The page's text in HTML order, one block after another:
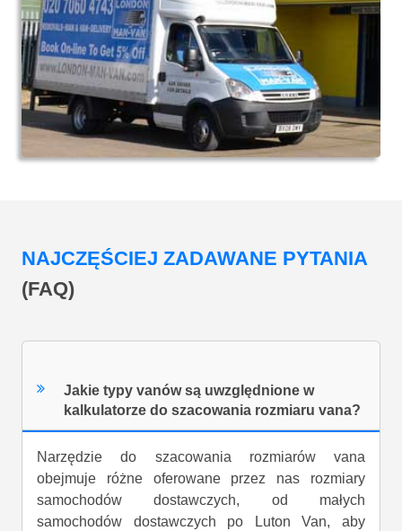
NAJCZĘŚCIEJ ZADAWANE PYTANIA
(FAQ)
Jakie typy vanów są uwzględnione w
kalkulatorze do szacowania rozmiaru vana?
Narzędzie do szacowania rozmiarów vana
obejmuje różne oferowane przez nas rozmiary
samochodów dostawczych, od małych
samochodów dostawczych po Luton Van, aby